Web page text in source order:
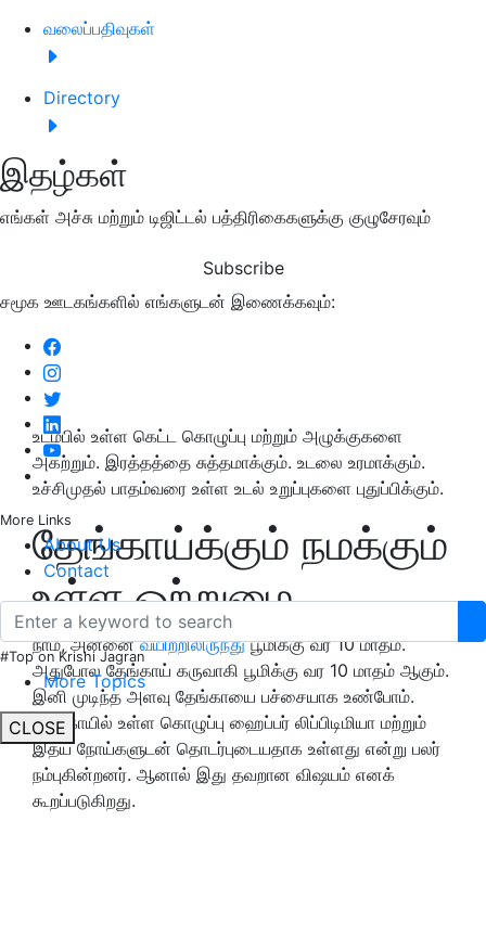
வலைப்பதிவுகள்
Directory
இதழ்கள்
எங்கள் அச்சு மற்றும் டிஜிட்டல் பத்திரிகைகளுக்கு குழுசேரவும்
Subscribe
சமூக ஊடகங்களில் எங்களுடன் இணைக்கவும்:
More Links
About Us
Contact
#Top on Krishi Jagran
More Topics
CLOSE
உடம்பில் உள்ள கெட்ட கொழுப்பு மற்றும் அழுக்குகளை
அகற்றும். இரத்தத்தை சுத்தமாக்கும். உடலை உரமாக்கும்.
உச்சிமுதல் பாதம்வரை உள்ள உடல் உறுப்புகளை புதுப்பிக்கும்.
தேங்காய்க்கும் நமக்கும்
உள்ள ஒற்றுமை
நாம், அன்னைவயிற்றிலிருந்துபூமிக்கு வர 10 மாதம்.
அதுபோல தேங்காய் கருவாகி பூமிக்கு வர 10 மாதம் ஆகும்.
இனி முடிந்த அளவு தேங்காயை பச்சையாக உண்போம்.
தேங்காயில் உள்ள கொழுப்பு ஹைப்பர் லிப்பிடிமியா மற்றும்
இதய நோய்களுடன் தொடர்புடையதாக உள்ளது என்று பலர்
நம்புகின்றனர். ஆனால் இது தவறான விஷயம் எனக்
கூறப்படுகிறது.